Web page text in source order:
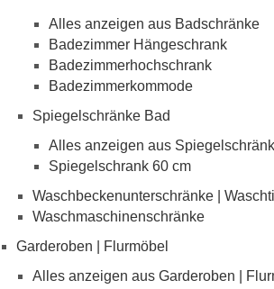
Alles anzeigen aus Badschränke
Badezimmer Hängeschrank
Badezimmerhochschrank
Badezimmerkommode
Spiegelschränke Bad
Alles anzeigen aus
Spiegelschrank 60 cm
Waschbeckenunterschränke |
Waschmaschinenschränke
Garderoben | Flurmöbel
Alles anzeigen aus Garderoben |